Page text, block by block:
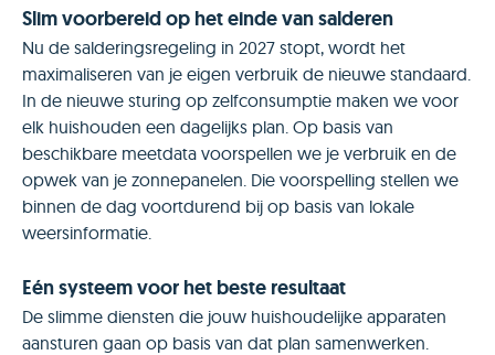
Slim voorbereid op het einde van salderen
Nu de salderingsregeling in 2027 stopt, wordt het
maximaliseren van je eigen verbruik de nieuwe standaard.
In de nieuwe sturing op zelfconsumptie maken we voor
elk huishouden een dagelijks plan. Op basis van
beschikbare meetdata voorspellen we je verbruik en de
opwek van je zonnepanelen. Die voorspelling stellen we
binnen de dag voortdurend bij op basis van lokale
weersinformatie.
Eén systeem voor het beste resultaat
De slimme diensten die jouw huishoudelijke apparaten
aansturen gaan op basis van dat plan samenwerken.